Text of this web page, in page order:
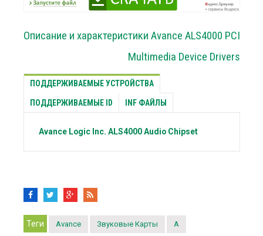
Описание и характеристики Avance ALS4000 PCI
Multimedia Device Drivers
ПОДДЕРЖИВАЕМЫЕ УСТРОЙСТВА
ПОДДЕРЖИВАЕМЫЕ ID INF ФАЙЛЫ
Avance Logic Inc. ALS4000 Audio Chipset
Теги Avance Звуковые Карты A